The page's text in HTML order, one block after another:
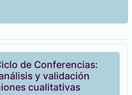
de Conferencias:
y validación
cualitativas